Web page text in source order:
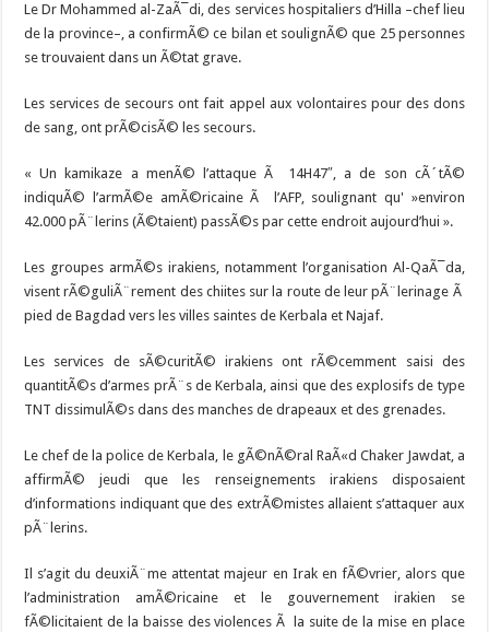
Le Dr Mohammed al-ZaÃ¯di, des services hospitaliers d’Hilla –chef lieu
de la province–, a confirmÃ© ce bilan et soulignÃ© que 25 personnes
se trouvaient dans un Ã©tat grave.
Les services de secours ont fait appel aux volontaires pour des dons
de sang, ont prÃ©cisÃ© les secours.
« Un kamikaze a menÃ© l’attaque Ã 14H47″, a de son cÃ´tÃ©
indiquÃ© l’armÃ©e amÃ©ricaine Ã l’AFP, soulignant qu' »environ
42.000 pÃ¨lerins (Ã©taient) passÃ©s par cette endroit aujourd’hui ».
Les groupes armÃ©s irakiens, notamment l’organisation Al-QaÃ¯da,
visent rÃ©guliÃ¨rement des chiites sur la route de leur pÃ¨lerinage Ã
pied de Bagdad vers les villes saintes de Kerbala et Najaf.
Les services de sÃ©curitÃ© irakiens ont rÃ©cemment saisi des
quantitÃ©s d’armes prÃ¨s de Kerbala, ainsi que des explosifs de type
TNT dissimulÃ©s dans des manches de drapeaux et des grenades.
Le chef de la police de Kerbala, le gÃ©nÃ©ral RaÃ«d Chaker Jawdat, a
affirmÃ© jeudi que les renseignements irakiens disposaient
d’informations indiquant que des extrÃ©mistes allaient s’attaquer aux
pÃ¨lerins.
Il s’agit du deuxiÃ¨me attentat majeur en Irak en fÃ©vrier, alors que
l’administration amÃ©ricaine et le gouvernement irakien se
fÃ©licitaient de la baisse des violences Ã la suite de la mise en place